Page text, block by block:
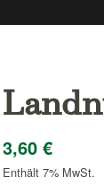
3,60€
Enthält 7% MwSt.